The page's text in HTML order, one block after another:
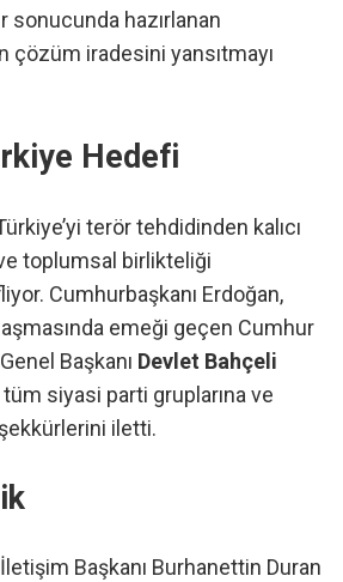
sonucunda hazırlanan
çözüm iradesini yansıtmayı
Hedefi
terör tehdidinden kalıcı
ve toplumsal birlikteliği
Cumhurbaşkanı Erdoğan,
emeği geçen Cumhur
Başkanı Devlet Bahçeli
siyasi parti gruplarına ve
iletti.
Başkanı Burhanettin Duran